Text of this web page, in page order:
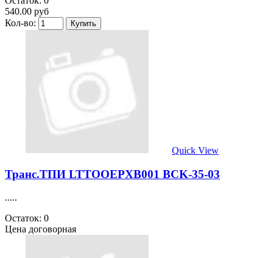
540.00 руб
Кол-во:
Quick View
Транс.ТПИ LTTOOEPXB001 BCK-35-03
.....
Остаток: 0
Цена договорная